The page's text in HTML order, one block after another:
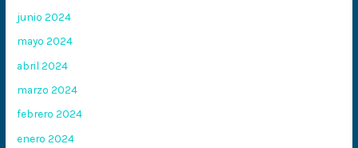
junio 2024
mayo 2024
abril 2024
marzo 2024
febrero 2024
enero 2024